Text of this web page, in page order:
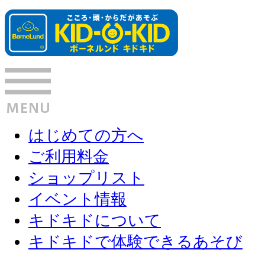
はじめての方へ
ご利用料金
ショップリスト
イベント情報
キドキドについて
キドキドで体験できるあそび